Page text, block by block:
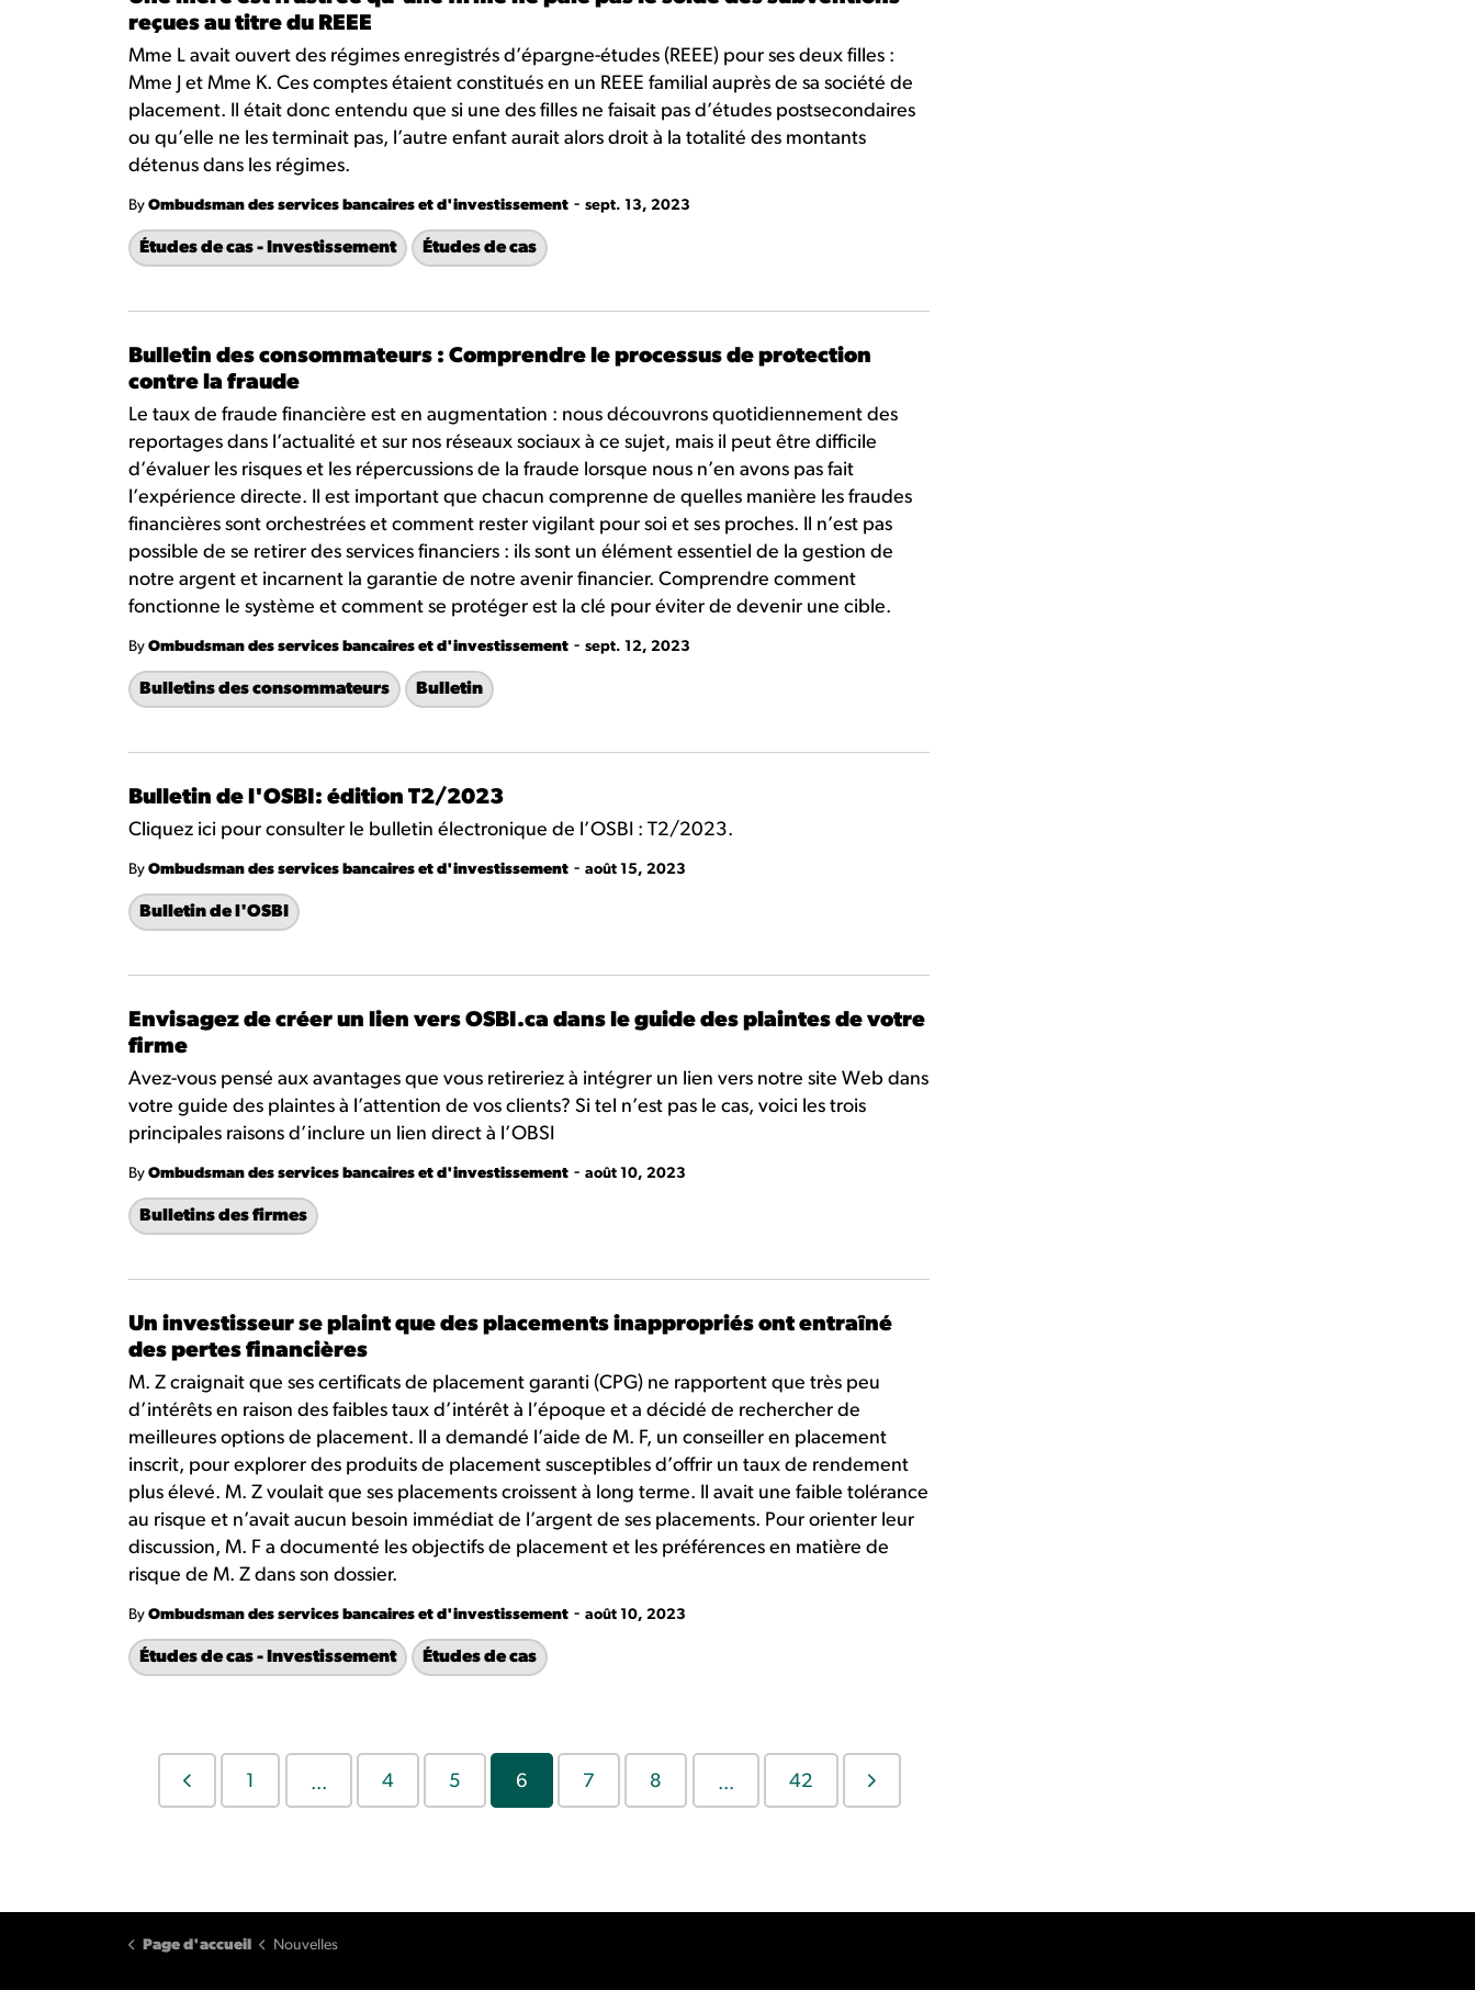
reçues au titre du REEE
Mme L avait ouvert des régimes enregistrés d’épargne-études (REEE) pour ses deux filles :
Mme J et Mme K. Ces comptes étaient constitués en un REEE familial auprès de sa société de
placement. Il était donc entendu que si une des filles ne faisait pas d’études postsecondaires
ou qu’elle ne les terminait pas, l’autre enfant aurait alors droit à la totalité des montants
détenus dans les régimes.
By Ombudsman des services bancaires et d'investissement - sept. 13, 2023
Études de cas - Investissement Études de cas
Bulletin des consommateurs : Comprendre le processus de protection
contre la fraude
Le taux de fraude financière est en augmentation : nous découvrons quotidiennement des
reportages dans l’actualité et sur nos réseaux sociaux à ce sujet, mais il peut être difficile
d’évaluer les risques et les répercussions de la fraude lorsque nous n’en avons pas fait
l’expérience directe. Il est important que chacun comprenne de quelles manière les fraudes
financières sont orchestrées et comment rester vigilant pour soi et ses proches. Il n’est pas
possible de se retirer des services financiers : ils sont un élément essentiel de la gestion de
notre argent et incarnent la garantie de notre avenir financier. Comprendre comment
fonctionne le système et comment se protéger est la clé pour éviter de devenir une cible.
By Ombudsman des services bancaires et d'investissement - sept. 12, 2023
Bulletins des consommateurs Bulletin
Bulletin de l'OSBI: édition T2/2023
Cliquez ici pour consulter le bulletin électronique de l’OSBI : T2/2023.
By Ombudsman des services bancaires et d'investissement - août 15, 2023
Bulletin de l'OSBI
Envisagez de créer un lien vers OSBI.ca dans le guide des plaintes de votre
firme
Avez-vous pensé aux avantages que vous retireriez à intégrer un lien vers notre site Web dans
votre guide des plaintes à l’attention de vos clients? Si tel n’est pas le cas, voici les trois
principales raisons d’inclure un lien direct à l’OBSI
By Ombudsman des services bancaires et d'investissement - août 10, 2023
Bulletins des firmes
Un investisseur se plaint que des placements inappropriés ont entraîné
des pertes financières
M. Z craignait que ses certificats de placement garanti (CPG) ne rapportent que très peu
d’intérêts en raison des faibles taux d’intérêt à l’époque et a décidé de rechercher de
meilleures options de placement. Il a demandé l’aide de M. F, un conseiller en placement
inscrit, pour explorer des produits de placement susceptibles d’offrir un taux de rendement
plus élevé. M. Z voulait que ses placements croissent à long terme. Il avait une faible tolérance
au risque et n’avait aucun besoin immédiat de l’argent de ses placements. Pour orienter leur
discussion, M. F a documenté les objectifs de placement et les préférences en matière de
risque de M. Z dans son dossier.
By Ombudsman des services bancaires et d'investissement - août 10, 2023
Études de cas - Investissement Études de cas
1 ... 4 5 6 7 8 ... 42
Page d'accueil Nouvelles